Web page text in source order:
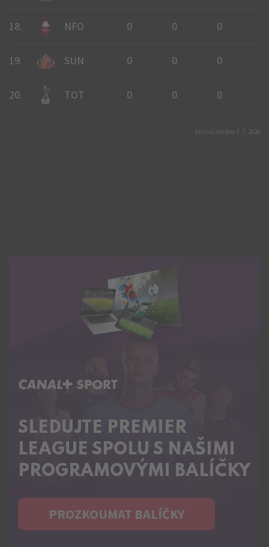
18. NFO 0 0 0
19. SUN 0 0 0
20. TOT 0 0 0
Aktualizováno 7. 7. 2026
C+ SPORT
SLEDUJTE PREMIER
LEAGUE SPOLU S NAŠIMI
PROGRAMOVÝMI BALÍČKY
PROZKOUMAT BALÍČKY